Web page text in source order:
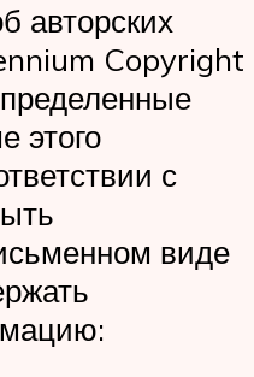
авторских
Copyright
этого
с
виде